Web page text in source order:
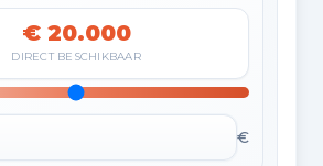
€ 20.000
DIRECT BESCHIKBAAR
€